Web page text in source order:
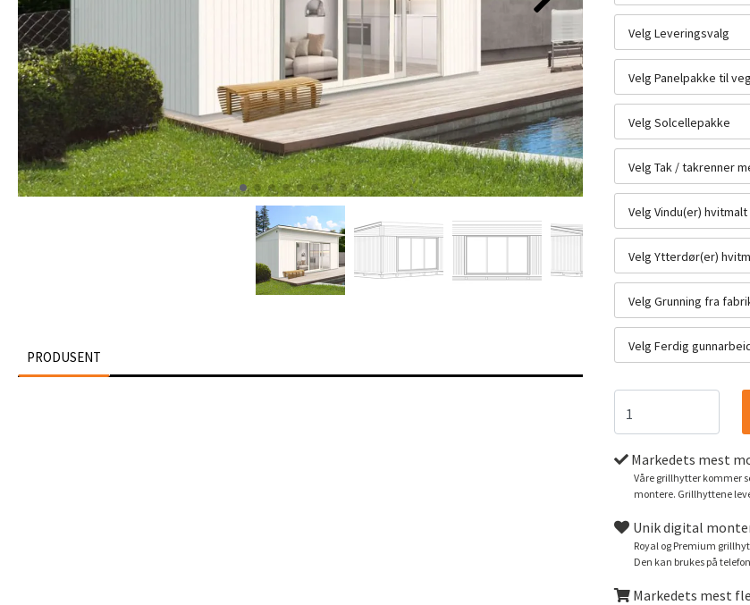
PRODUSENT
Velg Leveringsvalg
Velg Panelpakke til
Velg Solcellepakke
Velg Tak / takrenner
Velg Vindu(er) hvitmalt
Velg Ytterdør(er)
Velg Grunning fra
Velg Ferdig
Markedets mest
Våre grillhytter kommer
montere. Grillhyttene
Unik digital
Royal og Premium
Den kan brukes på
Markedets mest